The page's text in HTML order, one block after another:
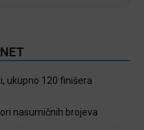
ukupno 120 finišera
nasumičnih brojeva